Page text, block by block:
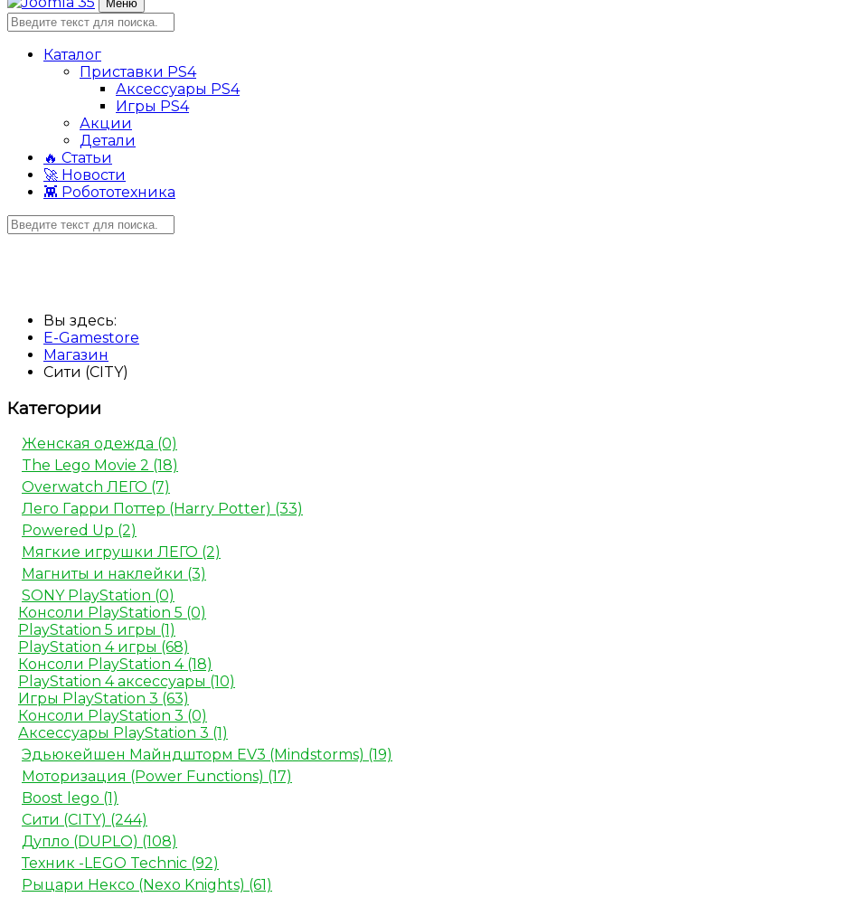
Меню
Каталог
Приставки PS4
Аксессуары PS4
Игры PS4
Акции
Детали
🔥 Статьи
🚀 Новости
👾 Робототехника
Вы здесь:
E-Gamestore
Магазин
Сити (CITY)
Категории
Женская одежда (0)
The Lego Movie 2 (18)
Overwatch ЛЕГО (7)
Лего Гарри Поттер (Harry Potter) (33)
Powered Up (2)
Мягкие игрушки ЛЕГО (2)
Магниты и наклейки (3)
SONY PlayStation (0)
Консоли PlayStation 5 (0)
PlayStation 5 игры (1)
PlayStation 4 игры (68)
Консоли PlayStation 4 (18)
PlayStation 4 аксессуары (10)
Игры PlayStation 3 (63)
Консоли PlayStation 3 (0)
Аксессуары PlayStation 3 (1)
Эдьюкейшен Майндшторм EV3 (Mindstorms) (19)
Моторизация (Power Functions) (17)
Boost lego (1)
Сити (CITY) (244)
Дупло (DUPLO) (108)
Техник -LEGO Technic (92)
Рыцари Нексо (Nexo Knights) (61)